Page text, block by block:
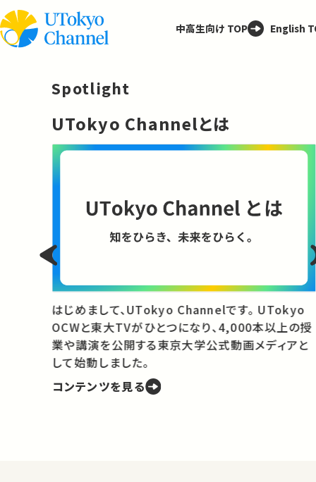
中高生向け TOP English
Spotlight
UTokyo Channelとは
はじめまして、UTokyo Channelです。 UTokyo
OCWと東大TVがひとつになり、4,000本以上の授
業や講演を公開する東京大学公式動画メディアと
して始動しました。
コンテンツを見る